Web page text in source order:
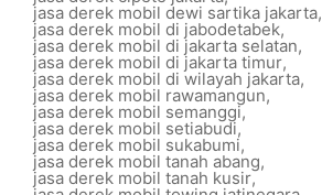
jasa derek mobil dewi sartika jakarta,
jasa derek mobil di jabodetabek,
jasa derek mobil di jakarta selatan,
jasa derek mobil di jakarta timur,
jasa derek mobil di wilayah jakarta,
jasa derek mobil rawamangun,
jasa derek mobil semanggi,
jasa derek mobil setiabudi,
jasa derek mobil sukabumi,
jasa derek mobil tanah abang,
jasa derek mobil tanah kusir,